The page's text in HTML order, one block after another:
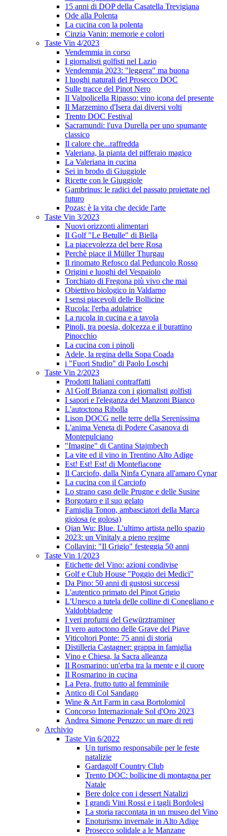
15 anni di DOP della Casatella Trevigiana
Ode alla Polenta
La cucina con la polenta
Cinzia Vanin: memorie e colori
Taste Vin 4/2023
Vendemmia in corso
I giornalisti golfisti nel Lazio
Vendemmia 2023: "leggera" ma buona
I luoghi naturali del Prosecco DOC
Sulle tracce del Pinot Nero
Il Valpolicella Ripasso: vino icona del presente
Il Marzemino d'Isera dai diversi volti
Trento DOC Festival
Sacramundi: l'uva Durella per uno spumante
classico
Il calore che...raffredda
Valeriana, la pianta del pifferaio magico
La Valeriana in cucina
Sei in brodo di Giuggiole
Ricette con le Giuggiole
Gambrinus: le radici del passato proiettate nel
futuro
Pozas: è la vita che decide l'arte
Taste Vin 3/2023
Nuovi orizzonti alimentari
Il Golf "Le Betulle" di Biella
La piacevolezza del bere Rosa
Perchè piace il Müller Thurgau
Il rinomato Refosco dal Peduncolo Rosso
Origini e luoghi del Vespaiolo
Torchiato di Fregona più vivo che mai
Obiettivo biologico in Valdarno
I sensi piacevoli delle Bollicine
Rucola: l'erba adulatrice
La rucola in cucina e a tavola
Pinoli, tra poesia, dolcezza e il burattino
Pinocchio
La cucina con i pinoli
Adele, la regina della Sopa Coada
i "Fuori Studio" di Paolo Loschi
Taste Vin 2/2023
Prodotti Italiani contraffatti
Al Golf Brianza con i giornalisti golfisti
I sapori e l'eleganza del Manzoni Bianco
L'autoctona Ribolla
Lison DOCG nelle terre della Serenissima
L'anima Veneta di Podere Casanova di
Montepulciano
"Imagine" di Cantina Stajmbech
La vite ed il vino in Trentino Alto Adige
Est! Est! Est! di Montefiacone
Il Carciofo, dalla Ninfa Cynara all'amaro Cynar
La cucina con il Carciofo
Lo strano caso delle Prugne e delle Susine
Borgotaro e il suo gelato
Famiglia Tonon, ambasciatori della Marca
gioiosa (e golosa)
Qian Wu: Blue. L'ultimo artista nello spazio
2023: un Vinitaly a pieno regime
Collavini: "Il Grigio" festeggia 50 anni
Taste Vin 1/2023
Etichette del Vino: azioni condivise
Golf e Club House "Poggio dei Medici"
Da Pino: 50 anni di gustosi successi
L'autentico primato del Pinot Grigio
L'Unesco a tutela delle colline di Conegliano e
Valdobbiadene
I veri profumi del Gewürztraminer
Il vero autoctono delle Grave del Piave
Viticoltori Ponte: 75 anni di storia
Distilleria Castagner: grappa in famiglia
Vino e Chiesa, la Sacra alleanza
Il Rosmarino: un'erba tra la mente e il cuore
Il Rosmarino in cucina
La Pera, frutto tutto al femminile
Antico di Col Sandago
Wine & Art Farm in casa Bortolomiol
Concorso Internazionale Sol d'Oro 2023
Andrea Simone Peruzzo: un mare di reti
Archivio
Taste Vin 6/2022
Un turismo responsabile per le feste
natalizie
Gardagolf Country Club
Trento DOC: bollicine di montagna per
Natale
Bere dolce con i dessert Natalizi
I grandi Vini Rossi e i tagli Bordolesi
La storia raccontata in un museo del Vino
Enoturismo invernale in Alto Adige
Prosecco solidale a le Manzane